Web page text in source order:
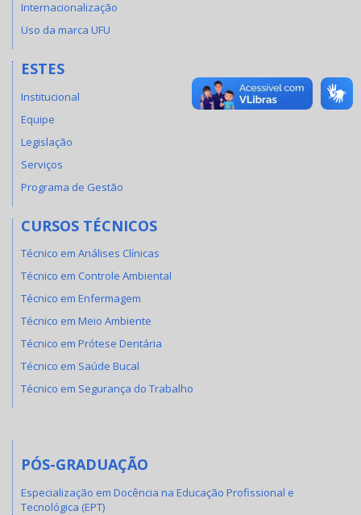
Internacionalização
Uso da marca UFU
ESTES
Institucional
Equipe
Legislação
Serviços
Programa de Gestão
CURSOS TÉCNICOS
Técnico em Análises Clínicas
Técnico em Controle Ambiental
Técnico em Enfermagem
Técnico em Meio Ambiente
Técnico em Prótese Dentária
Técnico em Saúde Bucal
Técnico em Segurança do Trabalho
PÓS-GRADUAÇÃO
Especialização em Docência na Educação Profissional e
Tecnológica (EPT)